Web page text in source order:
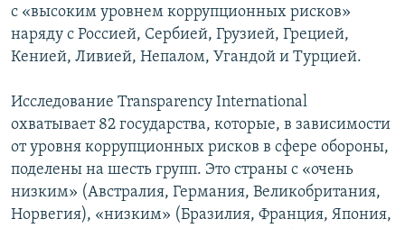
с «высоким уровнем коррупционных рисков»
наряду с Россией, Сербией, Грузией, Грецией,
Кенией, Ливией, Непалом, Угандой и Турцией.
Исследование Transparency International
охватывает 82 государства, которые, в зависимости
от уровня коррупционных рисков в сфере обороны,
поделены на шесть групп. Это страны с «очень
низким» (Австралия, Германия, Великобритания,
Норвегия), «низким» (Бразилия, Франция, Япония,